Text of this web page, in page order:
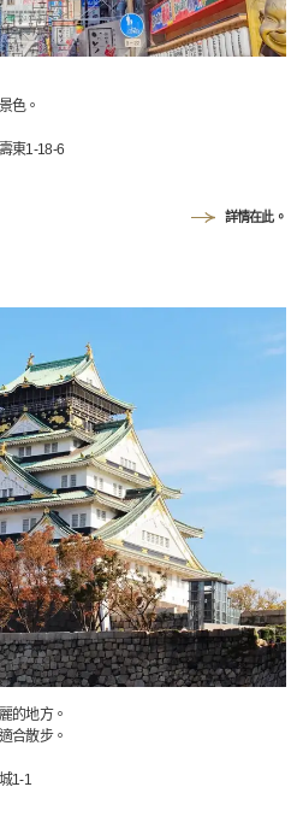
色。
東1-18-6
詳情在此。
的地方。
合散步。
1-1